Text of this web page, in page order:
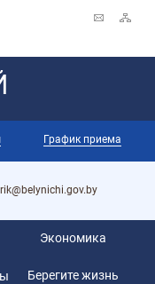
График приема
rik@belynichi.gov.by
Экономика
Берегите жизнь